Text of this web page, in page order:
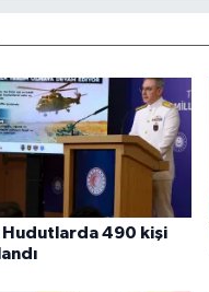
Hudutlarda 490 kişi